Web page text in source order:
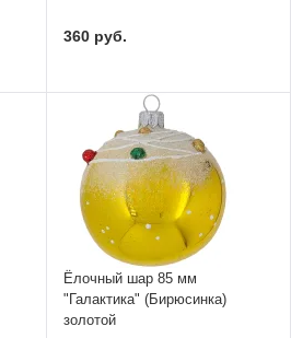
360 руб.
Ёлочный шар 85 мм
"Галактика" (Бирюсинка)
золотой